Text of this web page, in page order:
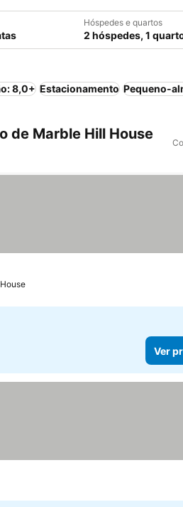
Hóspedes e quartos
2 hóspedes, 1
8,0+ Estacionamento Pequeno-
de Marble Hill House
Ver